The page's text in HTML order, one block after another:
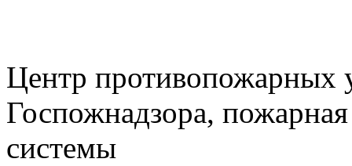
Центр противопожарных
Госпожнадзора,
системы